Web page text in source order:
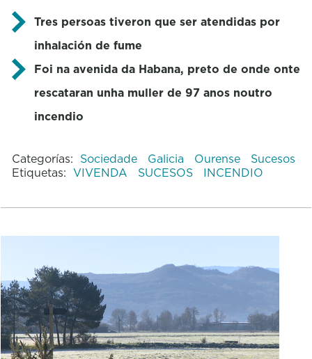
Tres persoas tiveron que ser atendidas por
inhalación de fume
Foi na avenida da Habana, preto de onde onte
rescataran unha muller de 97 anos noutro
incendio
Categorías: Sociedade Galicia Ourense
Sucesos
Etiquetas: VIVENDA SUCESOS INCENDIO